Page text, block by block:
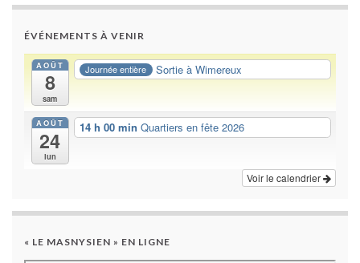
ÉVÉNEMENTS À VENIR
AOÛT
8
sam
Journée entière Sortie à Wimereux
AOÛT
24
lun
14 h 00 min Quartiers en fête 2026
Voir le calendrier
« LE MASNYSIEN » EN LIGNE